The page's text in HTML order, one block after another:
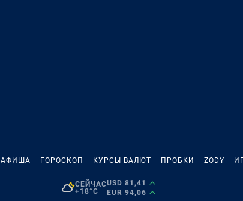
АФИША ГОРОСКОП КУРСЫ ВАЛЮТ ПРОБКИ ZODY
СЕЙЧАС
+18°C
USD 81,41
EUR 94,06